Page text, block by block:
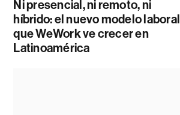
Ni presencial, ni remoto, ni
híbrido: el nuevo modelo laboral
que WeWork ve crecer en
Latinoamérica